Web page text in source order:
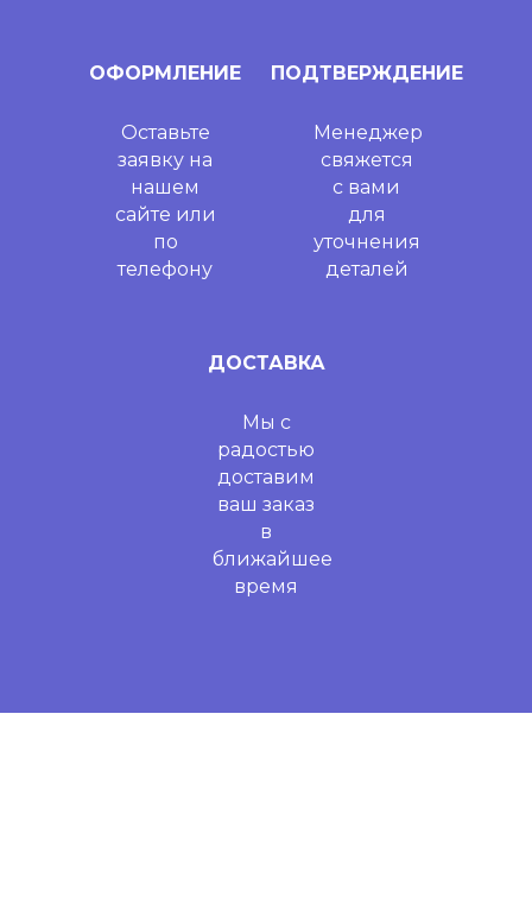
ОФОРМЛЕНИЕ
Оставьте
заявку на
нашем
сайте или
по
телефону
ПОДТВЕРЖДЕНИЕ
Менеджер
свяжется
с вами
для
уточнения
деталей
ДОСТАВКА
Мы с
радостью
доставим
ваш заказ
в
ближайшее
время